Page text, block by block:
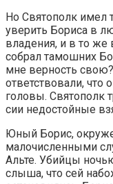
Но Святополк имел
уверить Бориса в
владения, и в то
собрал тамошних
мне верность
ответствовали, что
головы. Святополк
сии недостойные
Юный Борис,
малочисленными
Альте. Убийцы
слыша, что сей